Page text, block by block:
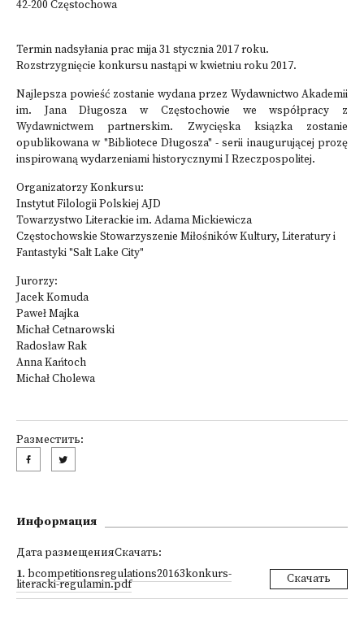
42-200 Częstochowa
Termin nadsyłania prac mija 31 stycznia 2017 roku.
Rozstrzygnięcie konkursu nastąpi w kwietniu roku 2017.
Najlepsza powieść zostanie wydana przez Wydawnictwo Akademii
im. Jana Długosza w Częstochowie we współpracy z
Wydawnictwem partnerskim. Zwycięska ksiązka zostanie
opublikowana w "Bibliotece Długosza" - serii inaugurującej prozę
inspirowaną wydarzeniami historycznymi I Rzeczpospolitej.
Organizatorzy Konkursu:
Instytut Filologii Polskiej AJD
Towarzystwo Literackie im. Adama Mickiewicza
Częstochowskie Stowarzyszenie Miłośników Kultury, Literatury i
Fantastyki "Salt Lake City"
Jurorzy:
Jacek Komuda
Paweł Majka
Michał Cetnarowski
Radosław Rak
Anna Kańtoch
Michał Cholewa
Разместить:
Информация
Дата размещенияСкачать:
1. bcompetitionsregulations20163konkurs-
literacki-regulamin.pdf Скачать